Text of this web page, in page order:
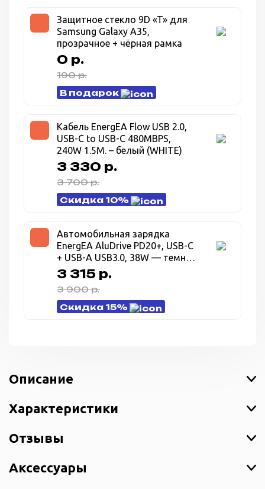
Защитное стекло 9D «T» для
Samsung Galaxy A35,
прозрачное + чёрная рамка
0 р.
190 р.
В подарок
Кабель EnergEA Flow USB 2.0,
USB-C to USB-C 480MBPS,
240W 1.5M. – белый (WHITE)
3 330 р.
3 700 р.
Скидка 10%
Автомобильная зарядка
EnergEA AluDrive PD20+, USB-C
+ USB-A USB3.0, 38W — темно
серый (Gunmetal)
3 315 р.
3 900 р.
Скидка 15%
Описание
Характеристики
Отзывы
Аксессуары